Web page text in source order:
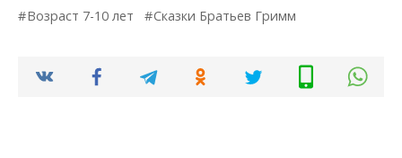
Возраст 7-10 лет Сказки Братьев Гримм